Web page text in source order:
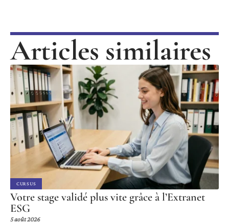
Articles similaires
CURSUS
Votre stage validé plus vite grâce à l’Extranet
ESG
5 août 2026